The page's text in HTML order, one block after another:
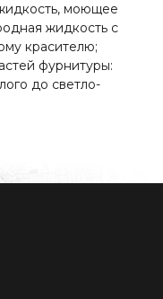
моющее
жидкость с
красителю;
фурнитуры:
до светло-